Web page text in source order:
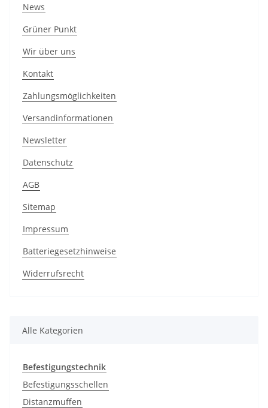
News
Grüner Punkt
Wir über uns
Kontakt
Zahlungsmöglichkeiten
Versandinformationen
Newsletter
Datenschutz
AGB
Sitemap
Impressum
Batteriegesetzhinweise
Widerrufsrecht
Alle Kategorien
Befestigungstechnik
Befestigungsschellen
Distanzmuffen